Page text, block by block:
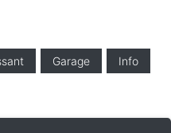
Garage Info